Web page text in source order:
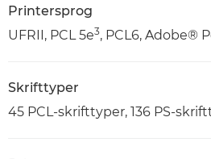
Printersprog
UFRII, PCL 5e3, PCL6, Adobe®
Skrifttyper
45 PCL-skrifttyper, 136 PS-